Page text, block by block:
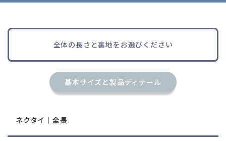
全体の長さと裏地をお選びください
基本サイズと製品ディテール
ネクタイ｜全長